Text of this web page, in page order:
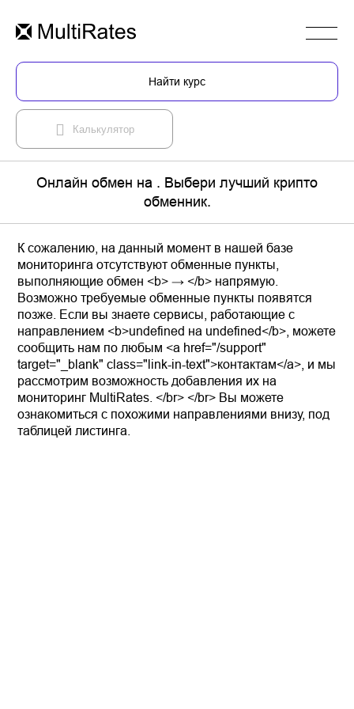
Найти курс
Калькулятор
Онлайн обмен на . Выбери лучший крипто
обменник.
К сожалению, на данный момент в нашей базе
мониторинга отсутствуют обменные пункты,
выполняющие обмен <b> → </b> напрямую.
Возможно требуемые обменные пункты появятся
позже. Если вы знаете сервисы, работающие с
направлением <b>undefined на undefined</b>, можете
сообщить нам по любым <a href="/support"
target="_blank" class="link-in-text">контактам</a>, и мы
рассмотрим возможность добавления их на
мониторинг MultiRates. </br> </br> Вы можете
ознакомиться с похожими направлениями внизу, под
таблицей листинга.